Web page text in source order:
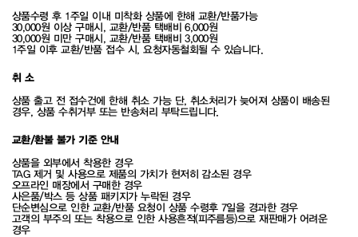
상품수령 후 1주일 이내 미착화 상품에 한해 교환/반품가능
30,000원 이상 구매시, 교환/반품 택배비 6,000원
30,000원 미만 구매시, 교환/반품 택배비 3,000원
1주일 이후 교환/반품 접수 시, 요청자동철회될 수 있습니다.
취 소
상품 출고 전 접수건에 한해 취소 가능 단, 취소처리가 늦어져 상품이 배송된
경우, 상품 수취거부 또는 반송처리 부탁드립니다.
교환/환불 불가 기준 안내
상품을 외부에서 착용한 경우
TAG 제거 및 사용으로 제품의 가치가 현저히 감소된 경우
오프라인 매장에서 구매한 경우
사은품/박스 등 상품 패키지가 누락된 경우
단순변심으로 인한 교환/반품 요청이 상품 수령후 7일을 경과한 경우
고객의 부주의 또는 착용으로 인한 사용흔적(피주름등)으로 재판매가 어려운
경우